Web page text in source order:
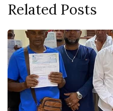
Related Posts